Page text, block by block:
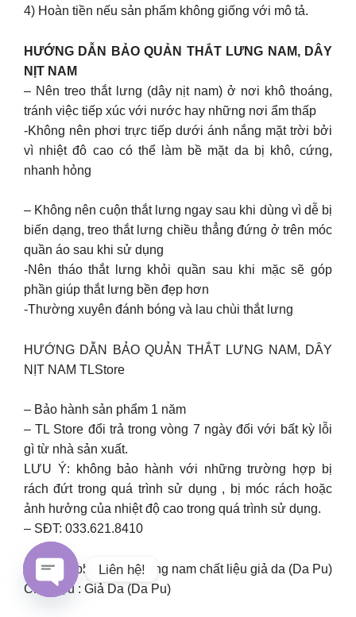
4) Hoàn tiền nếu sản phẩm không giống với mô tả.
HƯỚNG DẪN BẢO QUẢN THẮT LƯNG NAM, DÂY
NỊT NAM
– Nên treo thắt lưng (dây nịt nam) ở nơi khô thoáng,
tránh việc tiếp xúc với nước hay những nơi ẩm thấp
-Không nên phơi trực tiếp dưới ánh nắng mặt trời bởi
vì nhiệt đô cao có thể làm bề mặt da bị khô, cứng,
nhanh hỏng
– Không nên cuộn thắt lưng ngay sau khi dùng vì dễ bị
biến dạng, treo thắt lưng chiều thẳng đứng ở trên móc
quần áo sau khi sử dụng
-Nên tháo thắt lưng khỏi quần sau khi mặc sẽ góp
phần giúp thắt lưng bền đẹp hơn
-Thường xuyên đánh bóng và lau chùi thắt lưng
HƯỚNG DẪN BẢO QUẢN THẮT LƯNG NAM, DÂY
NỊT NAM TLStore
– Bảo hành sản phẩm 1 năm
– TL Store đổi trả trong vòng 7 ngày đối với bất kỳ lỗi
gì từ nhà sản xuất.
LƯU Ý: không bảo hành với những trường hợp bị
rách đứt trong quá trình sử dụng , bị móc rách hoặc
ảnh hưởng của nhiệt độ cao trong quá trình sử dụng.
– SĐT: 033.621.8410
Tên Sản phẩm: Thắt lưng nam chất liệu giả da (Da Pu)
Chất liệu : Giả Da (Da Pu)
Liên hệ!